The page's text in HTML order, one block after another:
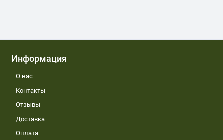
Информация
О нас
Контакты
Отзывы
Доставка
Оплата